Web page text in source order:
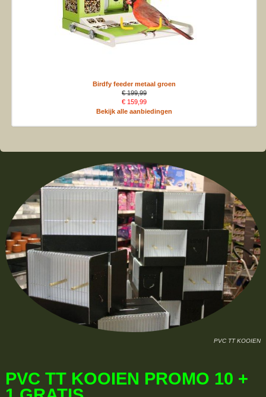
Birdfy feeder metaal groen
€ 199,99
€ 159,99
Bekijk alle aanbiedingen
PVC TT KOOIEN
PVC TT KOOIEN PROMO 10 +